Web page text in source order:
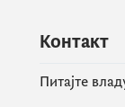
Контакт
Питајте